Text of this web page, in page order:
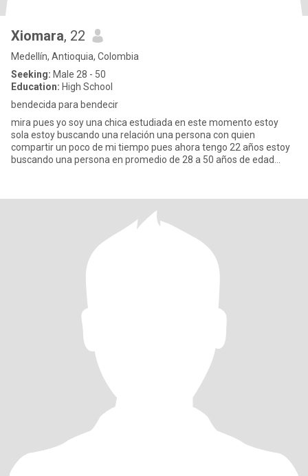
Xiomara, 22
Medellín, Antioquia, Colombia
Seeking: Male 28 - 50
Education: High School
bendecida para bendecir
mira pues yo soy una chica estudiada en este momento estoy
sola estoy buscando una relación una persona con quien
compartir un poco de mi tiempo pues ahora tengo 22 años estoy
buscando una persona en promedio de 28 a 50 años de edad